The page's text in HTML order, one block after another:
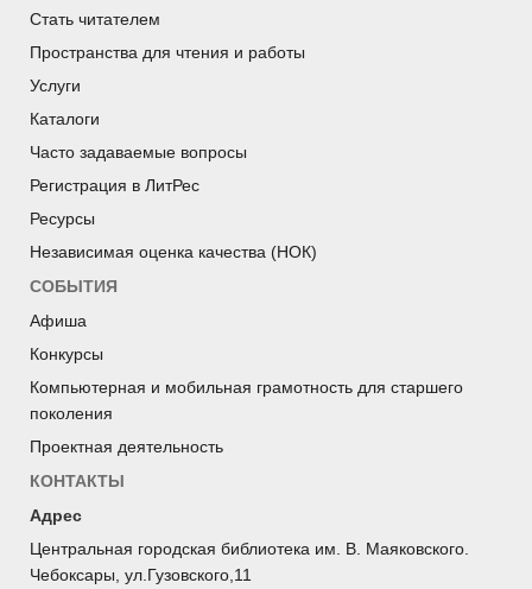
Стать читателем
Пространства для чтения и работы
Услуги
Каталоги
Часто задаваемые вопросы
Регистрация в ЛитРес
Ресурсы
Независимая оценка качества (НОК)
СОБЫТИЯ
Афиша
Конкурсы
Компьютерная и мобильная грамотность для старшего
поколения
Проектная деятельность
КОНТАКТЫ
Адрес
Центральная городская библиотека им. В. Маяковского.
Чебоксары, ул.Гузовского,11